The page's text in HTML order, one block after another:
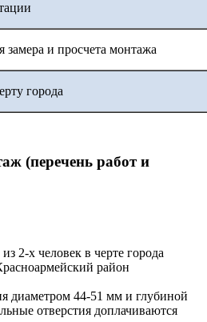
и просчета монтажа
города
(перечень работ и
2-х человек в черте города
район
диаметром 44-51 мм и глубиной
отверстия доплачиваются